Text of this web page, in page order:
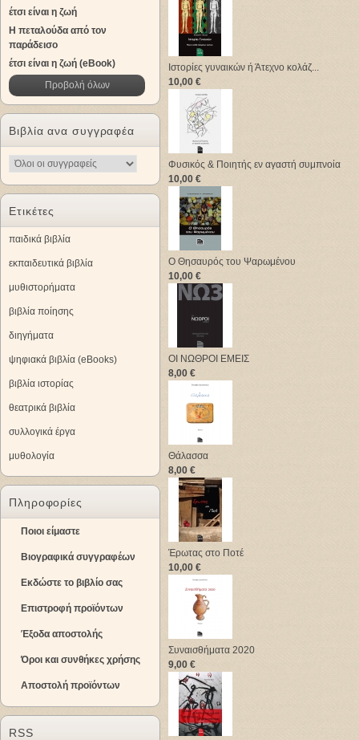
έτσι είναι η ζωή
Η πεταλούδα από τον
παράδεισο
έτσι είναι η ζωή (eBook)
Προβολή όλων
Βιβλία ανα συγγραφέα
Ετικέτες
παιδικά βιβλία
εκπαιδευτικά βιβλία
μυθιστορήματα
βιβλία ποίησης
διηγήματα
ψηφιακά βιβλία (eBooks)
βιβλία ιστορίας
θεατρικά βιβλία
συλλογικά έργα
μυθολογία
Πληροφορίες
Ποιοι είμαστε
Βιογραφικά συγγραφέων
Εκδώστε το βιβλίο σας
Επιστροφή προϊόντων
Έξοδα αποστολής
Όροι και συνθήκες χρήσης
Αποστολή προϊόντων
RSS
Ιστορίες γυναικών ή Άτεχνο κολάζ...
10,00 €
Φυσικός & Ποιητής εν αγαστή συμπνοία
10,00 €
Ο Θησαυρός του Ψαρωμένου
10,00 €
ΟΙ ΝΩΘΡΟΙ ΕΜΕΙΣ
8,00 €
Θάλασσα
8,00 €
Έρωτας στο Ποτέ
10,00 €
Συναισθήματα 2020
9,00 €